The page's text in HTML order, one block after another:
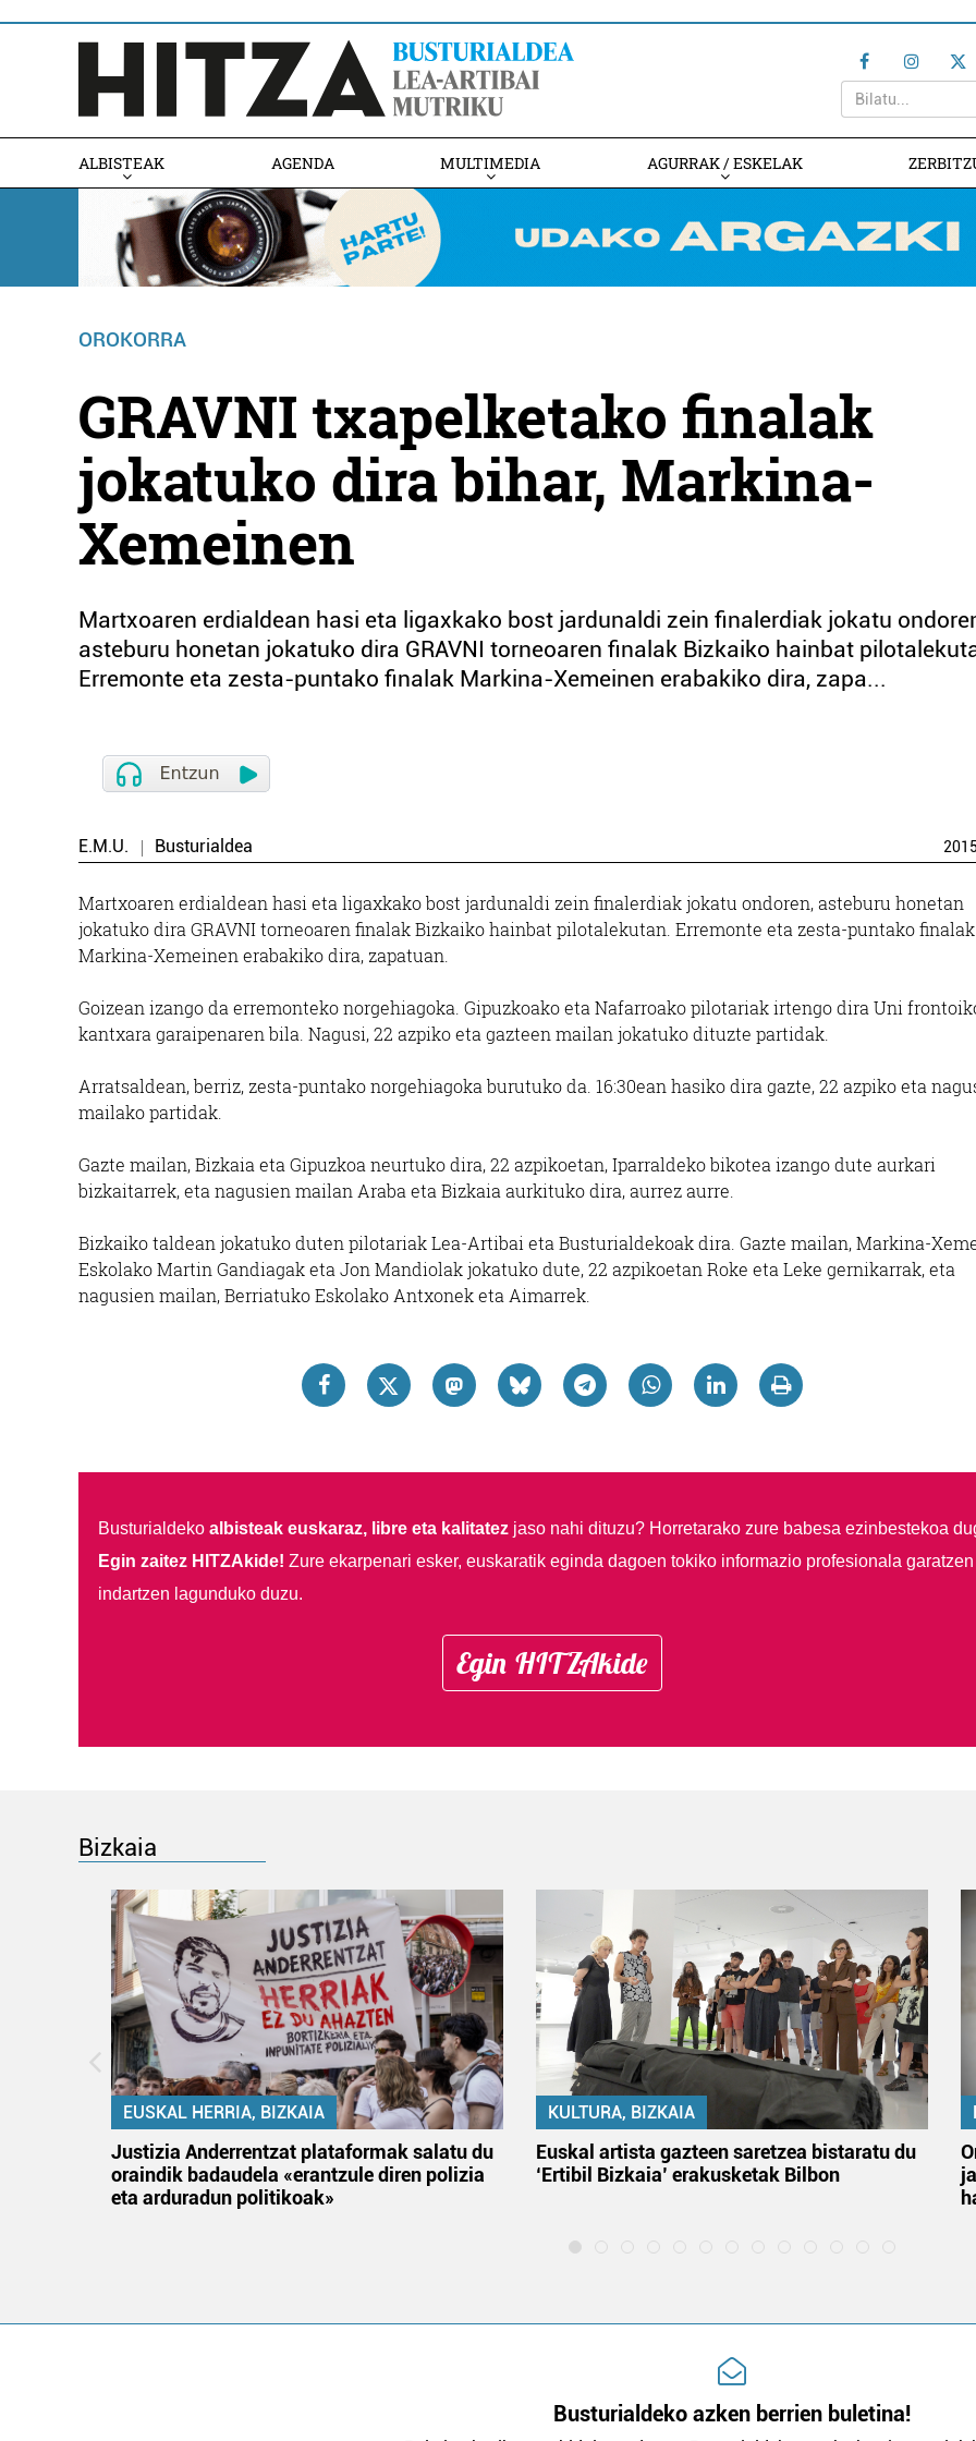
ALBISTEAK AGENDA MULTIMEDIA AGURRAK / ESKELAK
OROKORRA
GRAVNI txapelketako finalak
jokatuko dira bihar, Markina-
Xemeinen
Martxoaren erdialdean hasi eta ligaxkako bost jardunaldi zein finalerdiak jokatu
asteburu honetan jokatuko dira GRAVNI torneoaren finalak Bizkaiko hainbat
Erremonte eta zesta-puntako finalak Markina-Xemeinen erabakiko dira, zapa...
E.M.U. Busturialdea 2015
Martxoaren erdialdean hasi eta ligaxkako bost jardunaldi zein finalerdiak jokatu ondoren, asteburu honetan
jokatuko dira GRAVNI torneoaren finalak Bizkaiko hainbat pilotalekutan. Erremonte eta zesta-puntako finalak
Markina-Xemeinen erabakiko dira, zapatuan.
Goizean izango da erremonteko norgehiagoka. Gipuzkoako eta Nafarroako pilotariak irtengo dira Uni
kantxara garaipenaren bila. Nagusi, 22 azpiko eta gazteen mailan jokatuko dituzte partidak.
Arratsaldean, berriz, zesta-puntako norgehiagoka burutuko da. 16:30ean hasiko dira gazte, 22 azpiko eta
mailako partidak.
Gazte mailan, Bizkaia eta Gipuzkoa neurtuko dira, 22 azpikoetan, Iparraldeko bikotea izango dute aurkari
bizkaitarrek, eta nagusien mailan Araba eta Bizkaia aurkituko dira, aurrez aurre.
Bizkaiko taldean jokatuko duten pilotariak Lea-Artibai eta Busturialdekoak dira. Gazte mailan, Markina-
Eskolako Martin Gandiagak eta Jon Mandiolak jokatuko dute, 22 azpikoetan Roke eta Leke gernikarrak, eta
nagusien mailan, Berriatuko Eskolako Antxonek eta Aimarrek.
Busturialdeko albisteak euskaraz, libre eta kalitatezjaso nahi dituzu? Horretarako zure babesa ezinbestekoa
Egin zaitez HITZAkide! Zure ekarpenari esker, euskaratik eginda dagoen tokiko informazio profesionala garatzen
indartzen lagunduko duzu.
Egin HITZAkide
Bizkaia
EUSKAL HERRIA, BIZKAIA
Justizia Anderrentzat plataformak salatu du
oraindik badaudela «erantzule diren polizia
eta arduradun politikoak»
KULTURA, BIZKAIA
Euskal artista gazteen saretzea bistaratu du
‘Ertibil Bizkaia’ erakusketak Bilbon
Busturialdeko azken berrien buletina!